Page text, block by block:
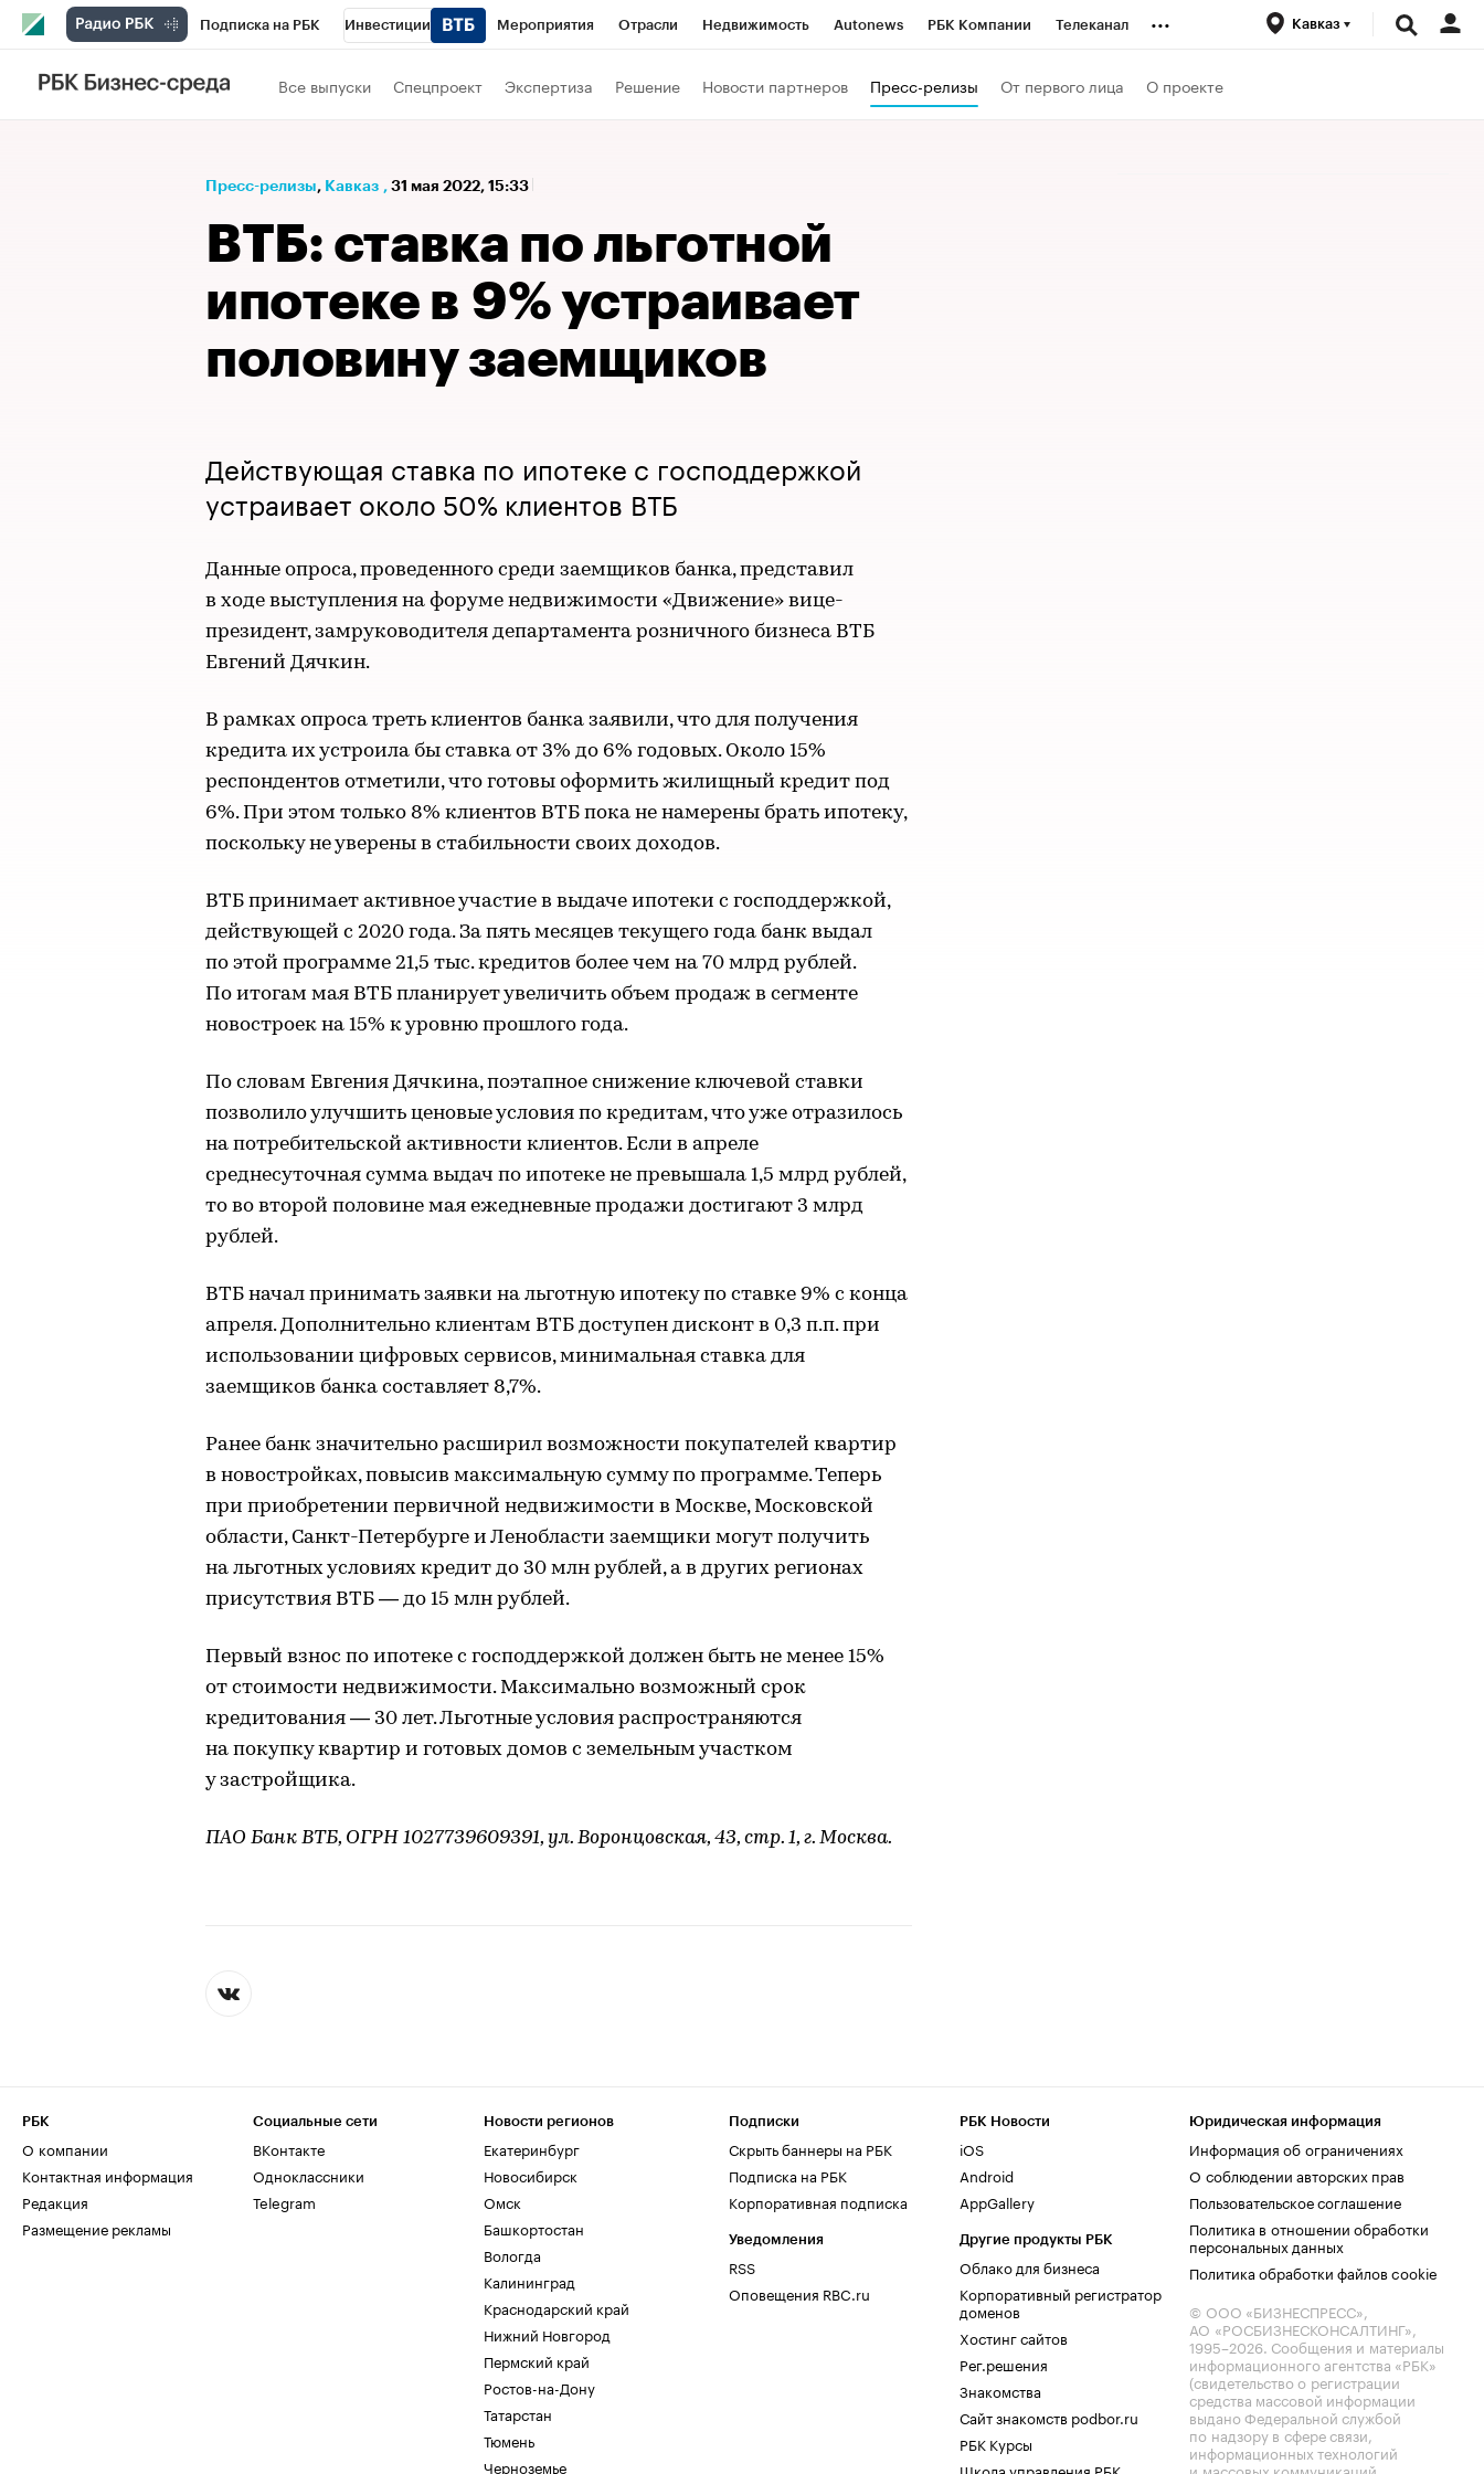
Подписка на РБК Инвестиции Мероприятия Отрасли Недвижимость Autonews РБК Компании Телеканал
РБК Вино
Проверка контрагентов Технологии и медиа
... Кавказ
Все выпуски Спецпроект Экспертиза Решение Новости партнеров Пресс-релизы От первого лица О проекте
Пресс-релизы⁠, Кавказ , 31 мая 2022, 15:33
ВТБ: ставка по льготной
ипотеке в 9% устраивает
половину заемщиков
Действующая ставка по ипотеке с господдержкой
устраивает около 50% клиентов ВТБ
Данные опроса, проведенного среди заемщиков банка, представил
в ходе выступления на форуме недвижимости «Движение» вице-
президент, замруководителя департамента розничного бизнеса ВТБ
Евгений Дячкин.
В рамках опроса треть клиентов банка заявили, что для получения
кредита их устроила бы ставка от 3% до 6% годовых. Около 15%
респондентов отметили, что готовы оформить жилищный кредит под
6%. При этом только 8% клиентов ВТБ пока не намерены брать ипотеку,
поскольку не уверены в стабильности своих доходов.
ВТБ принимает активное участие в выдаче ипотеки с господдержкой,
действующей с 2020 года. За пять месяцев текущего года банк выдал
по этой программе 21,5 тыс. кредитов более чем на 70 млрд рублей.
По итогам мая ВТБ планирует увеличить объем продаж в сегменте
новостроек на 15% к уровню прошлого года.
По словам Евгения Дячкина, поэтапное снижение ключевой ставки
позволило улучшить ценовые условия по кредитам, что уже отразилось
на потребительской активности клиентов. Если в апреле
среднесуточная сумма выдач по ипотеке не превышала 1,5 млрд рублей,
то во второй половине мая ежедневные продажи достигают 3 млрд
рублей.
ВТБ начал принимать заявки на льготную ипотеку по ставке 9% с конца
апреля. Дополнительно клиентам ВТБ доступен дисконт в 0,3 п.п. при
использовании цифровых сервисов, минимальная ставка для
заемщиков банка составляет 8,7%.
Ранее банк значительно расширил возможности покупателей квартир
в новостройках, повысив максимальную сумму по программе. Теперь
при приобретении первичной недвижимости в Москве, Московской
области, Санкт-Петербурге и Ленобласти заемщики могут получить
на льготных условиях кредит до 30 млн рублей, а в других регионах
присутствия ВТБ — до 15 млн рублей.
Первый взнос по ипотеке с господдержкой должен быть не менее 15%
от стоимости недвижимости. Максимально возможный срок
кредитования — 30 лет. Льготные условия распространяются
на покупку квартир и готовых домов с земельным участком
у застройщика.
ПАО Банк ВТБ, ОГРН 1027739609391, ул. Воронцовская, 43, стр. 1, г. Москва.
РБК
О компании
Контактная информация
Редакция
Размещение рекламы
Социальные сети
ВКонтакте
Одноклассники
Telegram
Новости регионов
Екатеринбург
Новосибирск
Омск
Башкортостан
Вологда
Калининград
Краснодарский край
Нижний Новгород
Пермский край
Ростов-на-Дону
Татарстан
Тюмень
Черноземье
Подписки
Скрыть баннеры на РБК
Подписка на РБК
Корпоративная подписка
Уведомления
RSS
Оповещения RBC.ru
РБК Новости
iOS
Android
AppGallery
Другие продукты РБК
Облако для бизнеса
Корпоративный регистратор
доменов
Хостинг сайтов
Рег.решения
Знакомства
Сайт знакомств podbor.ru
РБК Курсы
Школа управления РБК
Юридическая информация
Информация об ограничениях
О соблюдении авторских прав
Пользовательское соглашение
Политика в отношении обработки
персональных данных
Политика обработки файлов cookie
© ООО «БИЗНЕСПРЕСС»,
АО «РОСБИЗНЕСКОНСАЛТИНГ»,
1995–2026. Сообщения и материалы
информационного агентства «РБК»
(свидетельство о регистрации
средства массовой информации
выдано Федеральной службой
по надзору в сфере связи,
информационных технологий
и массовых коммуникаций